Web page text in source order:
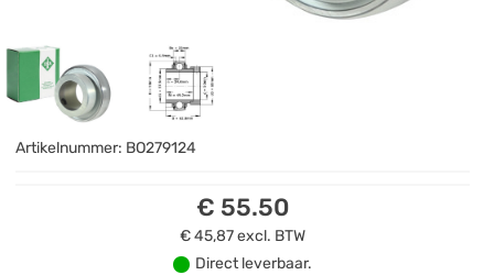
Artikelnummer: BO279124
€ 55.50
€ 45,87excl. BTW
Direct leverbaar.